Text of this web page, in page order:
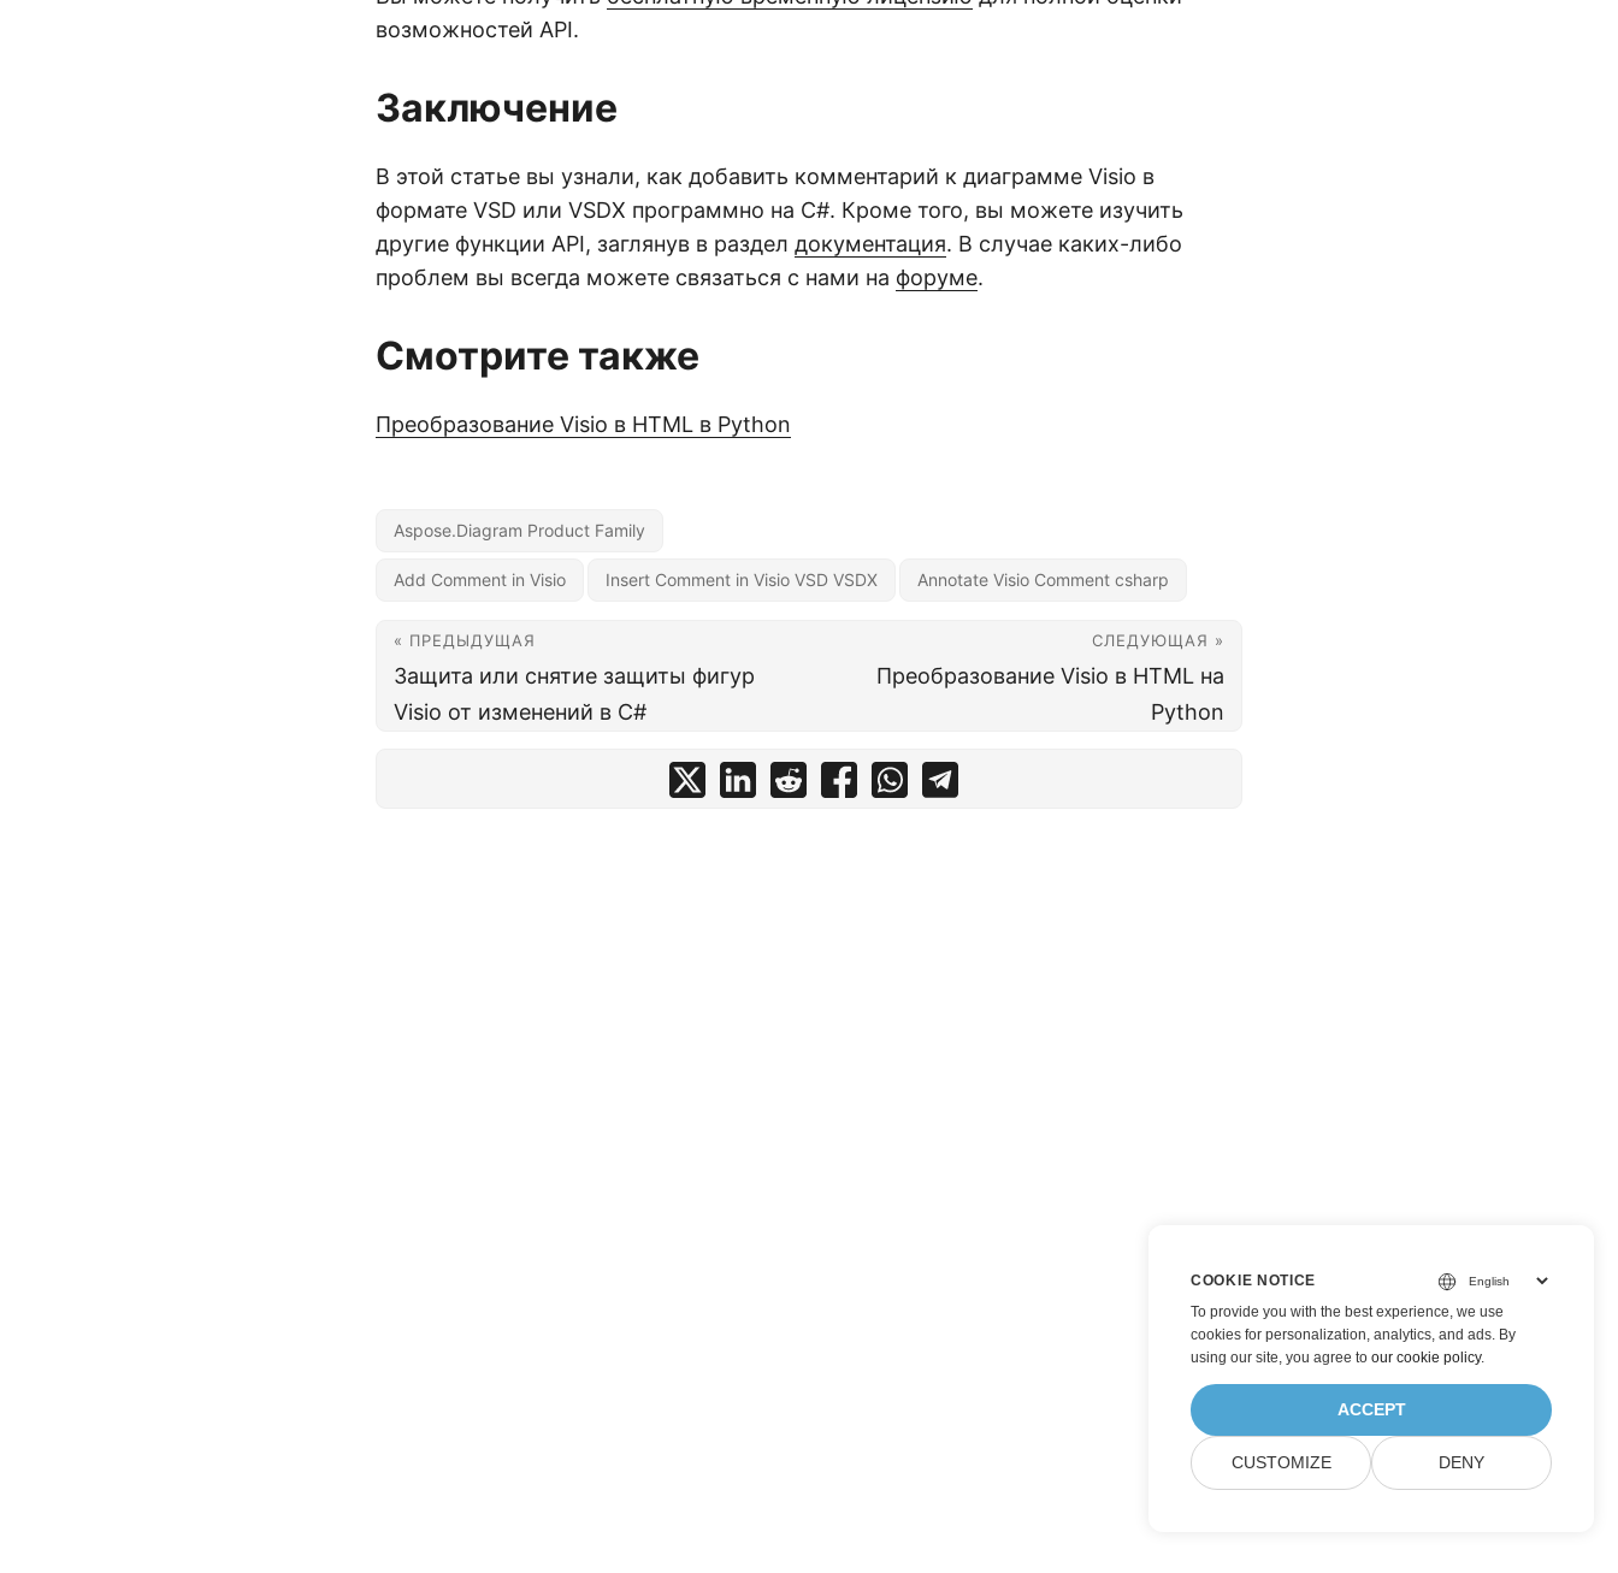
возможностей API.
Заключение
В этой статье вы узнали, как добавить комментарий к диаграмме Visio в
формате VSD или VSDX программно на C#. Кроме того, вы можете изучить
другие функции API, заглянув в раздел документация. В случае каких-либо
проблем вы всегда можете связаться с нами на форуме.
Смотрите также
Преобразование Visio в HTML в Python
Aspose.Diagram Product Family
Add Comment in Visio Insert Comment in Visio VSD VSDX Annotate Visio Comment csharp
« ПРЕДЫДУЩАЯ
Защита или снятие защиты фигур
Visio от изменений в C#
СЛЕДУЮЩАЯ »
Преобразование Visio в HTML на
Python
COOKIE NOTICE
To provide you with the best experience, we use
cookies for personalization, analytics, and ads. By
using our site, you agree to our cookie policy.
ACCEPT
CUSTOMIZE DENY